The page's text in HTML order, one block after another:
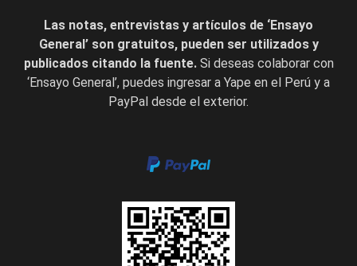
Las notas, entrevistas y artículos de ‘Ensayo
General’ son gratuitos, pueden ser utilizados y
publicados citando la fuente. Si deseas colaborar con
‘Ensayo General’, puedes ingresar a Yape en el Perú y a
PayPal desde el exterior.